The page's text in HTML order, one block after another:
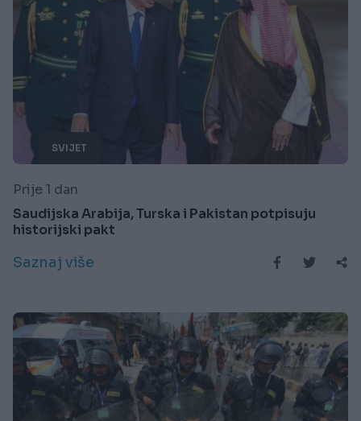
SVIJET
Prije 1 dan
Saudijska Arabija, Turska i Pakistan potpisuju
historijski pakt
Saznaj više